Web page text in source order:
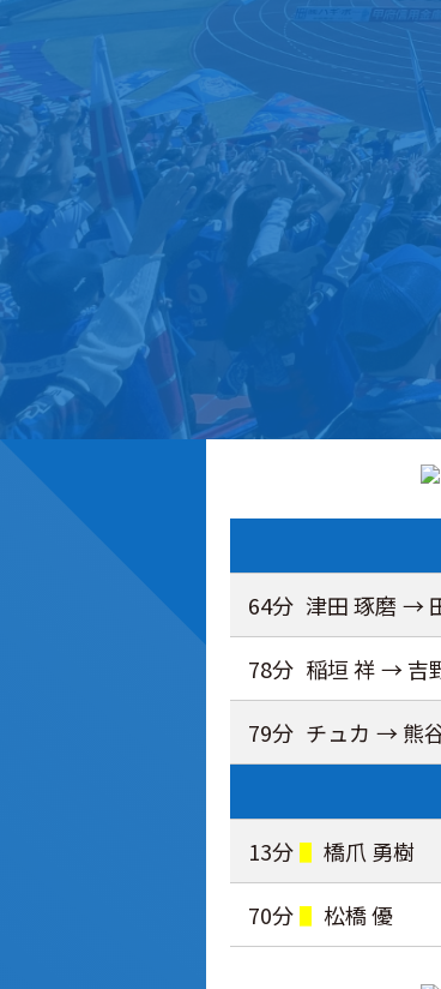
64分 津田 琢磨 →
78分 稲垣 祥→ 吉
79分 チュカ → 熊
13分 橋爪 勇樹
70分 松橋 優